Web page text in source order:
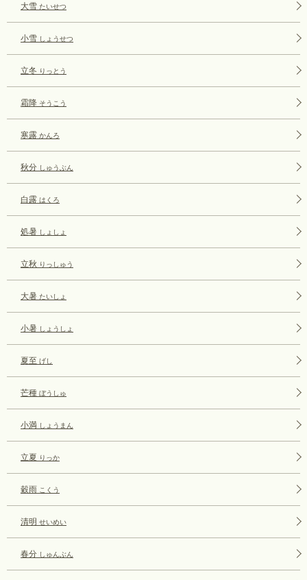
大雪 たいせつ
小雪 しょうせつ
立冬 りっとう
霜降 そうこう
寒露 かんろ
秋分 しゅうぶん
白露 はくろ
処暑 しょしょ
立秋 りっしゅう
大暑 たいしょ
小暑 しょうしょ
夏至 げし
芒種 ぼうしゅ
小満 しょうまん
立夏 りっか
穀雨 こくう
清明 せいめい
春分 しゅんぶん